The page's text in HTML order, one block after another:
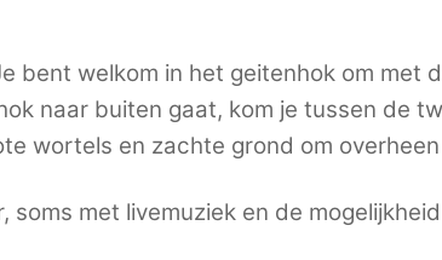
bent welkom in het geitenhok om met
naar buiten gaat, kom je tussen de
wortels en zachte grond om
met livemuziek en de